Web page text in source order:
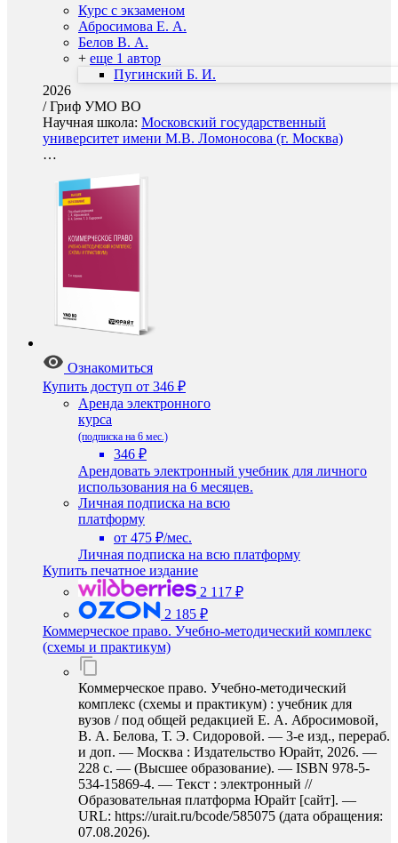
Курс с экзаменом
Абросимова Е. А.
Белов В. А.
+ еще 1 автор
Пугинский Б. И.
2026
/Гриф УМО ВО
Научная школа: Московский государственный
университет имени М.В. Ломоносова (г. Москва)
…
Ознакомиться
Купить доступ от 346 ₽
Аренда электронного
курса
(подписка на 6 мес.)
346 ₽
Арендовать электронный учебник для личного
использования на 6 месяцев.
Личная подписка на всю
платформу
от 475 ₽/мес.
Личная подписка на всю платформу
Купить печатное издание
2 117 ₽
2 185 ₽
Коммерческое право. Учебно-методический комплекс
(схемы и практикум)
Коммерческое право. Учебно-методический
комплекс (схемы и практикум) : учебник для
вузов / под общей редакцией Е. А. Абросимовой,
В. А. Белова, Т. Э. Сидоровой. — 3-е изд., перераб.
и доп. — Москва : Издательство Юрайт, 2026. —
228 с. — (Высшее образование). — ISBN 978-5-
534-15869-4. — Текст : электронный //
Образовательная платформа Юрайт [сайт]. —
URL: https://urait.ru/bcode/585075 (дата обращения:
07.08.2026).